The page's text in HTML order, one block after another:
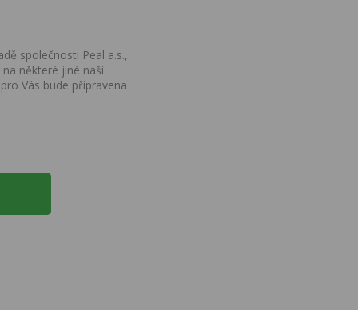
společnosti Peal a.s.,
některé jiné naší
Vás bude připravena